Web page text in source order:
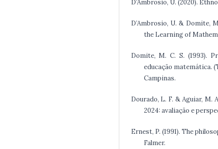
D’Ambrosio, U. (2020).
D’Ambrosio, U. & Domite,
the Learning of
Domite, M. C. S. (1993).
educação matemática.
Campinas.
Dourado, L. F. & Aguiar, M.
2024: avaliação e
Ernest, P. (1991). The
Falmer.